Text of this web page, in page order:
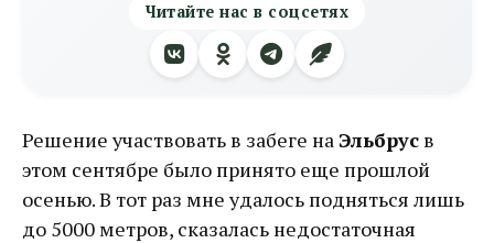
Читайте нас в соцсетях
Решение участвовать в забеге наЭльбрусв
этом сентябре было принято еще прошлой
осенью. В тот раз мне удалось подняться лишь
до 5000 метров, сказалась недостаточная